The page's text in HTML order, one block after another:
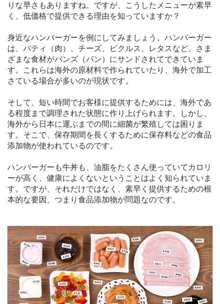
りな早さもありますね。ですが、こうしたメニューが素早
く、低価格で提供できる理由を知っていますか？
身近なハンバーガーを例にしてみましょう。ハンバーガー
は、パティ（肉）、チーズ、ピクルス、レタスなど、さま
ざまな食材がバンズ（パン）にサンドされてできていま
す。これらは海外の原材料で作られていたり、海外で加工
さている場合が多いのが現状です。
そして、短い時間でお客様に提供するためには、海外であ
る程度まで調理された状態に作り上げられます。しかし、
海外から日本に運ぶまでの間に細菌が繁殖しては困りま
す。そこで、保存期間を長くするために保存料などの食品
添加物が使われているのです。
ハンバーガーも牛丼も、油脂をたくさん使っていてカロリ
ーが高く、健康によくないということはよく知られていま
す。ですが、それだけではなく、素早く提供するための根
本的な要因、つまり食品添加物が問題なのです。